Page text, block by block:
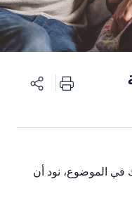
في الموضوع، نود أن